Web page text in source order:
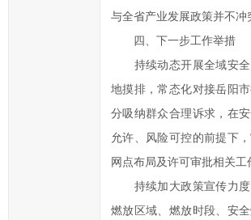
与全省产业发展政策并不冲
四、下一步工作举措
持续动态开展全域安全
地摸排，常态化对接岳阳
分吸纳群众合理诉求，在
允许、风险可控的前提下
网点布局及许可审批相关工
持续加大政策宣传力度
燃放区域、燃放时段、安